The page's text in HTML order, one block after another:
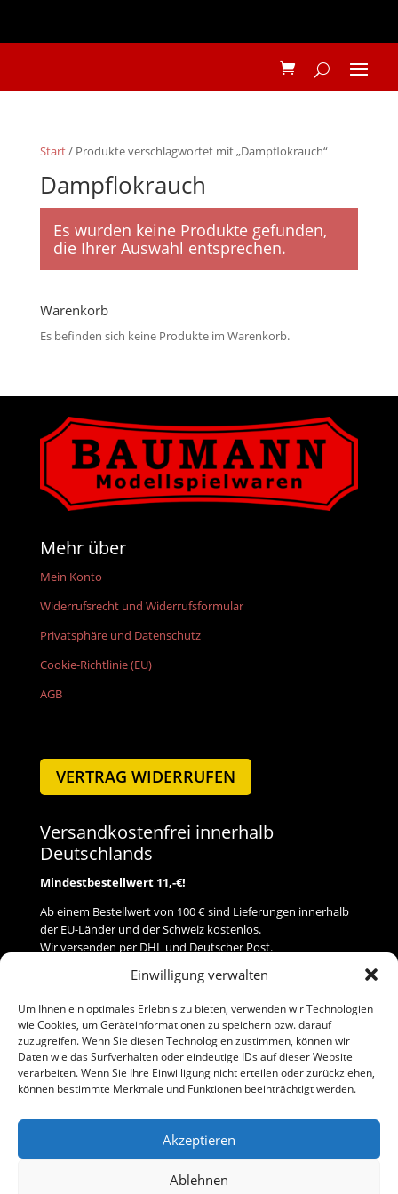
Einwilligung verwalten
Um Ihnen ein optimales Erlebnis zu bieten, verwenden wir Technologien
wie Cookies, um Geräteinformationen zu speichern bzw. darauf
zuzugreifen. Wenn Sie diesen Technologien zustimmen, können wir
Daten wie das Surfverhalten oder eindeutige IDs auf dieser Website
verarbeiten. Wenn Sie Ihre Einwilligung nicht erteilen oder zurückziehen,
können bestimmte Merkmale und Funktionen beeinträchtigt werden.
Akzeptieren
Ablehnen
Start/ Produkte verschlagwortet mit „Dampflokrauch“
Dampflokrauch
Es wurden keine Produkte gefunden,
die Ihrer Auswahl entsprechen.
Warenkorb
Es befinden sich keine Produkte im Warenkorb.
Mehr über
Mein Konto
Widerrufsrecht und Widerrufsformular
Privatsphäre und Datenschutz
Cookie-Richtlinie (EU)
AGB
VERTRAG WIDERRUFEN
Versandkostenfrei innerhalb
Deutschlands
Mindestbestellwert 11,-€!
Ab einem Bestellwert von 100 € sind Lieferungen innerhalb
der EU-Länder und der Schweiz kostenlos.
Wir versenden per DHL und Deutscher Post.
Versand
Zahlung
Baumann Modellspielwaren
Telefon (0 91 61) 33 84